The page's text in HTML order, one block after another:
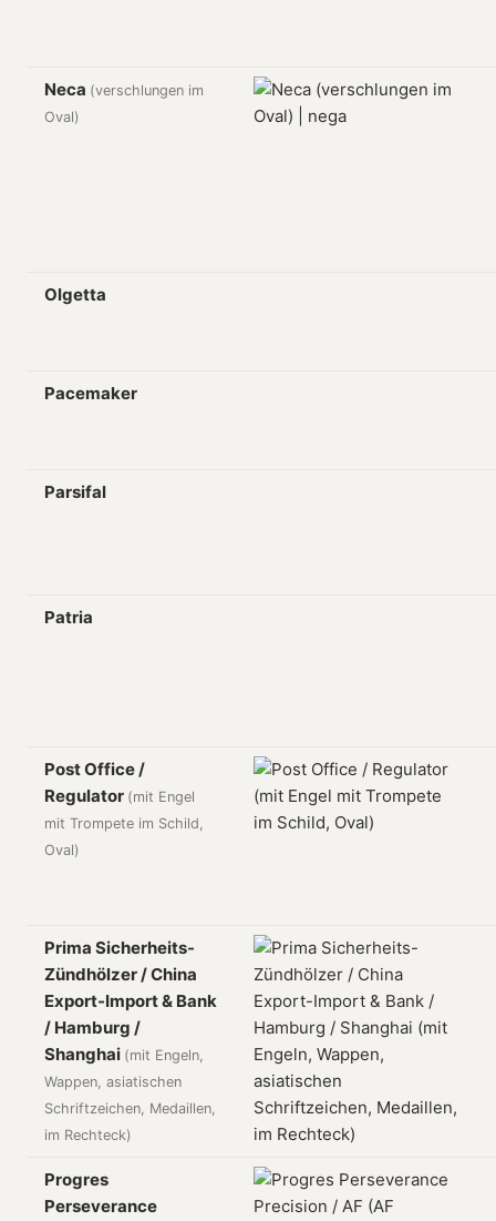
Neca (verschlungen im
Oval)
Olgetta
Pacemaker
Parsifal
Patria
Post Office /
Regulator (mit Engel
mit Trompete im Schild,
Oval)
Prima Sicherheits-
Zündhölzer / China
Export-Import & Bank
/ Hamburg /
Shanghai (mit Engeln,
Wappen, asiatischen
Schriftzeichen, Medaillen,
im Rechteck)
Progres
Perseverance